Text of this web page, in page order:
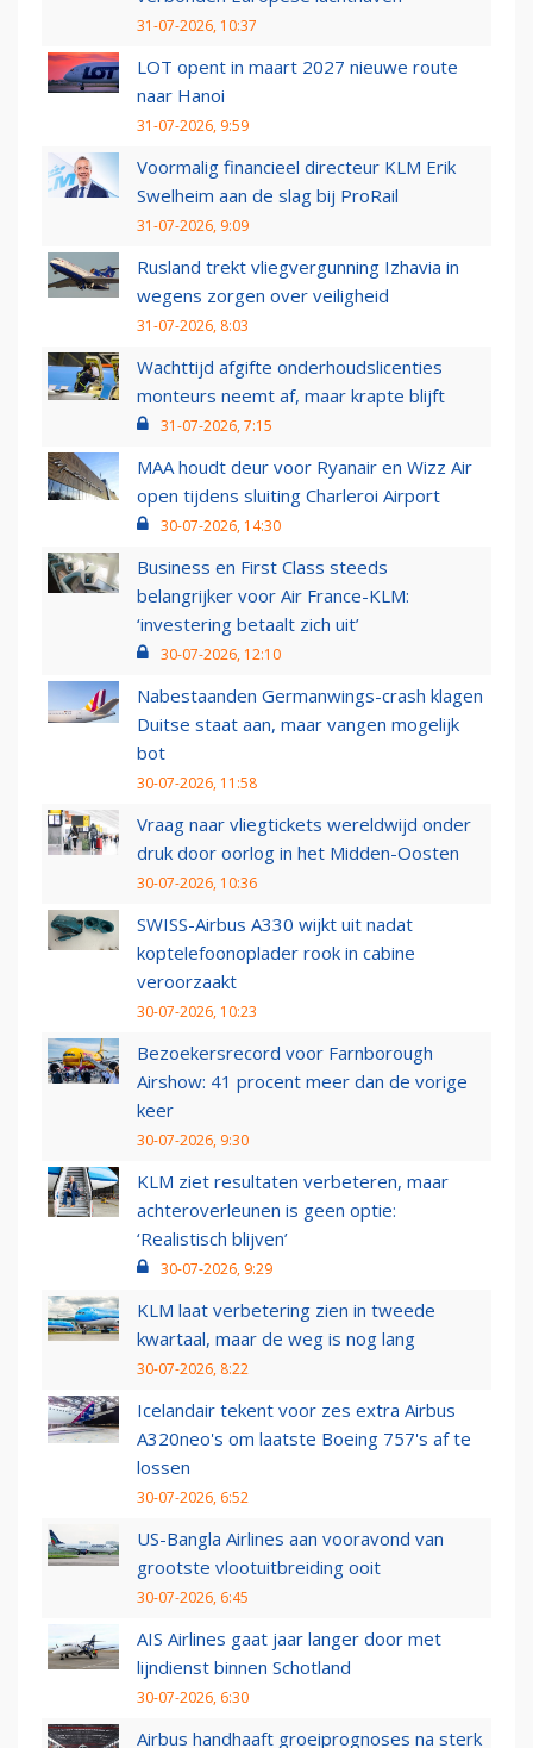
31-07-2026, 10:37
LOT opent in maart 2027 nieuwe route
naar Hanoi
31-07-2026, 9:59
Voormalig financieel directeur KLM Erik
Swelheim aan de slag bij ProRail
31-07-2026, 9:09
Rusland trekt vliegvergunning Izhavia in
wegens zorgen over veiligheid
31-07-2026, 8:03
Wachttijd afgifte onderhoudslicenties
monteurs neemt af, maar krapte blijft
31-07-2026, 7:15
MAA houdt deur voor Ryanair en Wizz Air
open tijdens sluiting Charleroi Airport
30-07-2026, 14:30
Business en First Class steeds
belangrijker voor Air France-KLM:
‘investering betaalt zich uit’
30-07-2026, 12:10
Nabestaanden Germanwings-crash klagen
Duitse staat aan, maar vangen mogelijk
bot
30-07-2026, 11:58
Vraag naar vliegtickets wereldwijd onder
druk door oorlog in het Midden-Oosten
30-07-2026, 10:36
SWISS-Airbus A330 wijkt uit nadat
koptelefoonoplader rook in cabine
veroorzaakt
30-07-2026, 10:23
Bezoekersrecord voor Farnborough
Airshow: 41 procent meer dan de vorige
keer
30-07-2026, 9:30
KLM ziet resultaten verbeteren, maar
achteroverleunen is geen optie:
‘Realistisch blijven’
30-07-2026, 9:29
KLM laat verbetering zien in tweede
kwartaal, maar de weg is nog lang
30-07-2026, 8:22
Icelandair tekent voor zes extra Airbus
A320neo's om laatste Boeing 757's af te
lossen
30-07-2026, 6:52
US-Bangla Airlines aan vooravond van
grootste vlootuitbreiding ooit
30-07-2026, 6:45
AIS Airlines gaat jaar langer door met
lijndienst binnen Schotland
30-07-2026, 6:30
Airbus handhaaft groeiprognoses na sterk